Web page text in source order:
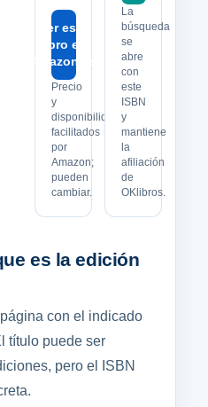
Ver este
libro en
Amazon.es
Precio
y
disponibilidad
facilitados
por
Amazon;
pueden
cambiar.
La
búsqueda
se
abre
con
este
ISBN
y
mantiene
la
afiliación
de
OKlibros.
es la edición
con el indicado
título puede ser
pero el ISBN